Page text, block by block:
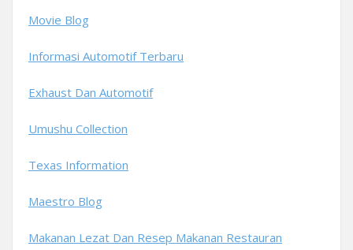
Movie Blog
Informasi Automotif Terbaru
Exhaust Dan Automotif
Umushu Collection
Texas Information
Maestro Blog
Makanan Lezat Dan Resep Makanan Restauran